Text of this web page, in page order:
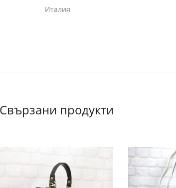
Италия
Свързани продукти